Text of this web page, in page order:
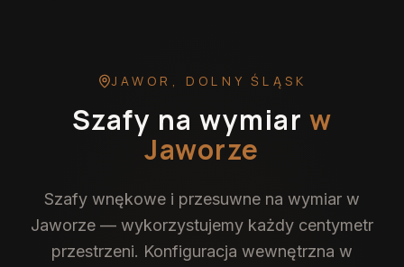
JAWOR , DOLNY ŚLĄSK
Szafy na wymiar w
Jaworze
Szafy wnękowe i przesuwne na wymiar w
Jaworze — wykorzystujemy każdy centymetr
przestrzeni. Konfiguracja wewnętrzna w